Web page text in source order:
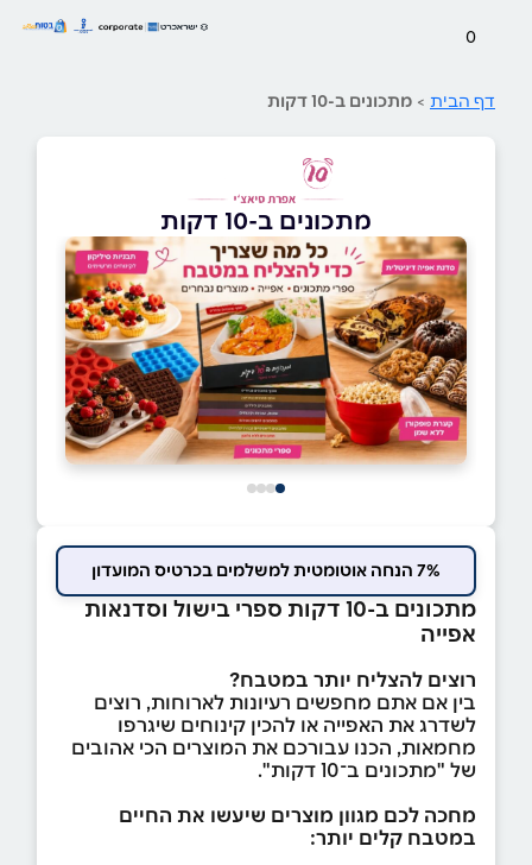
0
דף הבית > מתכונים ב-10 דקות
מתכונים ב-10 דקות
7% הנחה אוטומטית למשלמים בכרטיס המועדון
מתכונים ב-10 דקות ספרי בישול וסדנאות
אפייה
רוצים להצליח יותר במטבח?
בין אם אתם מחפשים רעיונות לארוחות, רוצים
לשדרג את האפייה או להכין קינוחים שיגרפו
מחמאות, הכנו עבורכם את המוצרים הכי אהובים
של "מתכונים ב־10 דקות".
מחכה לכם מגוון מוצרים שיעשו את החיים
במטבח קלים יותר: